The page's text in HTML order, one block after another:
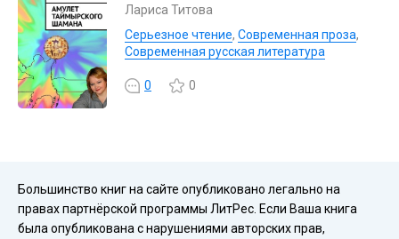
Лариса Титова
Серьезное чтение, Современная проза,
Современная русская литература
0 0
Большинство книг на сайте опубликовано легально на
правах партнёрской программы ЛитРес. Если Ваша книга
была опубликована с нарушениями авторских прав,